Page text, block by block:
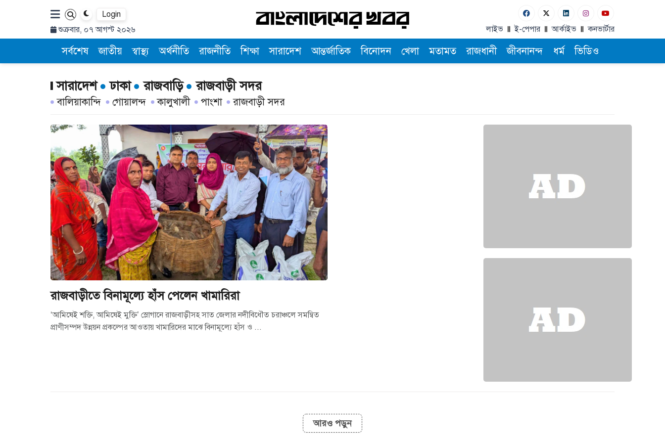
Login
শুক্রবার, ০৭ আগস্ট ২০২৬
লাইভ ই-পেপার আর্কাইভ কনভার্টার
সর্বশেষ জাতীয় স্বাস্থ্য অর্থনীতি রাজনীতি শিক্ষা সারাদেশ আন্তর্জাতিক বিনোদন খেলা মতামত রাজধানী জীবনানন্দ ধর্ম ভিডিও
সারাদেশ ঢাকা রাজবাড়ি রাজবাড়ী সদর
বালিয়াকান্দি গোয়ালন্দ কালুখালী পাংশা রাজবাড়ী সদর
রাজবাড়ীতে বিনামূল্যে হাঁস পেলেন খামারিরা
‘আমিষেই শক্তি, আমিষেই মুক্তি’ স্লোগানে রাজবাড়ীসহ সাত জেলার নদীবিধৌত চরাঞ্চলে সমন্বিত
প্রাণীসম্পদ উন্নয়ন প্রকল্পের আওতায় খামারিদের মাঝে বিনামূল্যে হাঁস ও ...
আরও পড়ুন